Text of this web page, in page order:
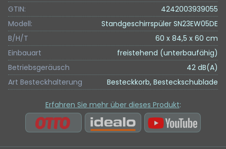
GTIN:
4242003939055
Modell:
Standgeschirrspüler SN23EW05DE
B/H/T
60 x 84,5 x 60 cm
Einbauart
freistehend (unterbaufähig)
Betriebsgeräusch
42 dB(A)
Art Besteckhalterung
Besteckkorb, Besteckschublade
Erfahren Sie mehr über dieses Produkt: